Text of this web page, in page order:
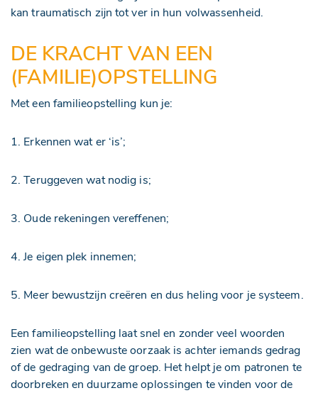
kan traumatisch zijn tot ver in hun volwassenheid.
DE KRACHT VAN EEN
(FAMILIE)OPSTELLING
Met een familieopstelling kun je:
1. Erkennen wat er ‘is’;
2. Teruggeven wat nodig is;
3. Oude rekeningen vereffenen;
4. Je eigen plek innemen;
5. Meer bewustzijn creëren en dus heling voor je systeem.
Een familieopstelling laat snel en zonder veel woorden
zien wat de onbewuste oorzaak is achter iemands gedrag
of de gedraging van de groep. Het helpt je om patronen te
doorbreken en duurzame oplossingen te vinden voor de